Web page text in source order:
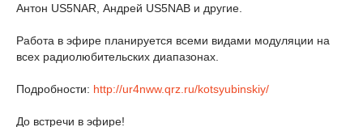
Антон US5NAR, Андрей US5NAB и другие.
Работа в эфире планируется всеми видами модуляции на
всех радиолюбительских диапазонах.
Подробности: http://ur4nww.qrz.ru/kotsyubinskiy/
До встречи в эфире!